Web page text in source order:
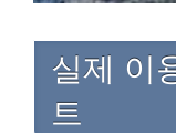
실제 이
트